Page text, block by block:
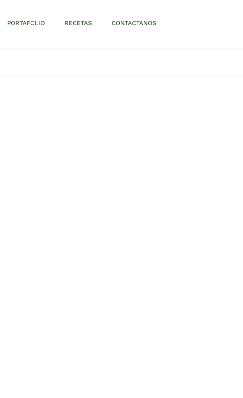
PORTAFOLIO RECETAS CONTACTANOS